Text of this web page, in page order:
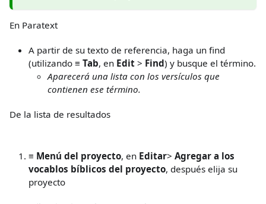
En Paratext
A partir de su texto de referencia, haga un find
(utilizando ≡ Tab, en Edit > Find) y busque el término.
Aparecerá una lista con los versículos que
contienen ese término.
De la lista de resultados
≡ Menú del proyecto, en Editar> Agregar a los
vocablos bíblicos del proyecto, después elija su
proyecto